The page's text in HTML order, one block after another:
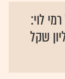
לוי: